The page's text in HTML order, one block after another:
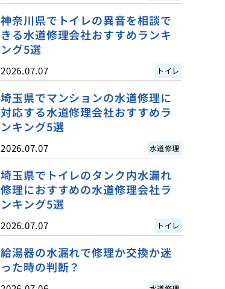
神奈川県でトイレの異音を相談で
きる水道修理会社おすすめランキ
ング5選
2026.07.07 トイレ
埼玉県でマンションの水道修理に
対応する水道修理会社おすすめラ
ンキング5選
2026.07.07 水道修理
埼玉県でトイレのタンク内水漏れ
修理におすすめの水道修理会社ラ
ンキング5選
2026.07.07 トイレ
給湯器の水漏れで修理か交換か迷
った時の判断？